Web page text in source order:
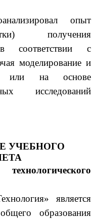
опыт
получения
соответствии с
моделирование и
или на основе
исследований
УЧЕБНОГО
является
образования